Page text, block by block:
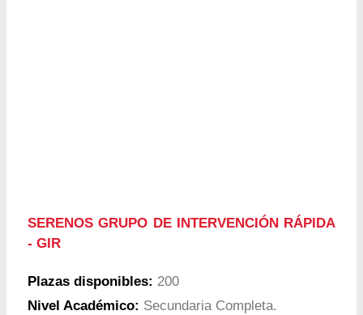
SERENOS GRUPO DE INTERVENCIÓN RÁPIDA
- GIR
Plazas disponibles: 200
Nivel Académico: Secundaria Completa.